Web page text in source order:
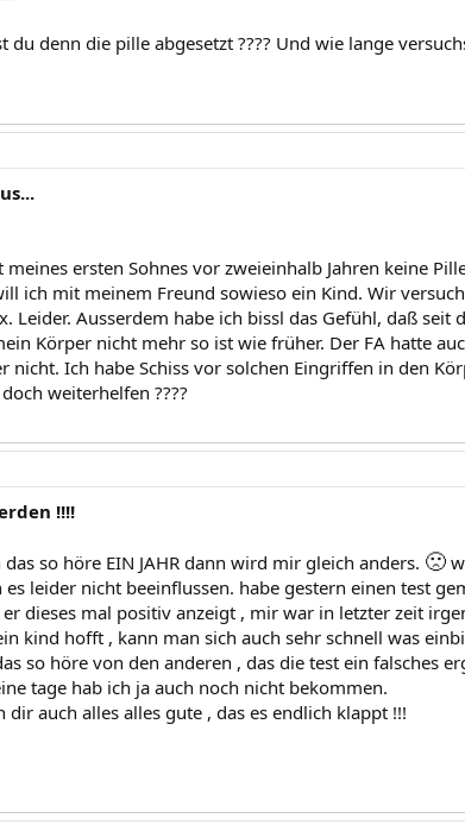
du denn die pille abgesetzt ???? Und wie lange
ersten Sohnes vor zweieinhalb Jahren keine
ich mit meinem Freund sowieso ein Kind. Wir
Leider. Ausserdem habe ich bissl das Gefühl, daß
Körper nicht mehr so ist wie früher. Der FA hatte
nicht. Ich habe Schiss vor solchen Eingriffen in den
weiterhelfen ????
!!!!
so höre EIN JAHR dann wird mir gleich anders. 🙁
leider nicht beeinflussen. habe gestern einen test
dieses mal positiv anzeigt , mir war in letzter zeit
kind hofft , kann man sich auch sehr schnell was
so höre von den anderen , das die test ein falsches
tage hab ich ja auch noch nicht bekommen.
dir auch alles alles gute , das es endlich klappt !!!